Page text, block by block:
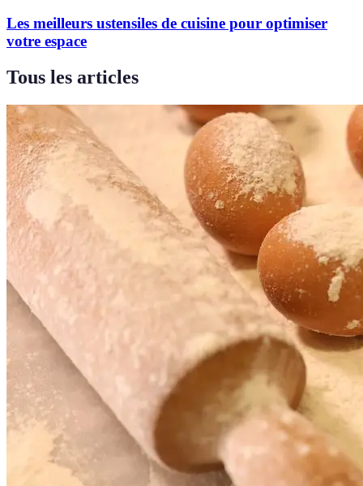
Les meilleurs ustensiles de cuisine pour optimiser
votre espace
Tous les articles